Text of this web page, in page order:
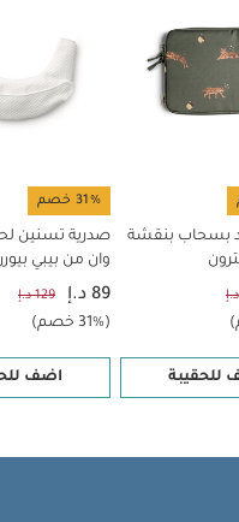
صوفي من مجموعة سو
بسحاب بنقشة
للحقيبة
31% خصم
صدرية تسنين
وان من بيبي
89 د.إ 129 د.إ
(31% خصم)
اضف